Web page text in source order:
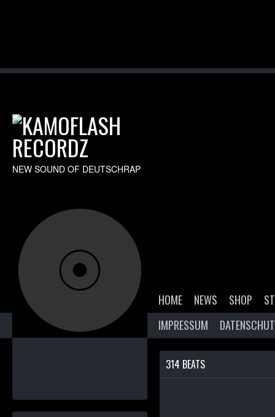
NEW SOUND OF DEUTSCHRAP
HOME NEWS SHOP
IMPRESSUM
314 BEATS